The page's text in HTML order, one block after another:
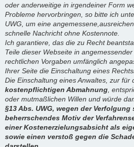
oder anderweitige in irgendeiner Form
Probleme hervorbringen, so bitte ich
UWG, um eine
schnelle Nachricht ohne Kostennote.
Ich garantiere, das die zu Recht
Teile dieser Webseite in
rechtlichen Vorgaben umfänglich
Ihrer Seite die Einschaltung eines
Die Einschaltung eines Anwaltes, zur für
kostenpflichtigen Abmahnung ,
oder mutmaßlichen Willen und würde
§13 Abs. UWG, wegen der
beherrschendes Motiv der
einer Kostenerzielungsabsicht als
sowie einen verstoß gegen die